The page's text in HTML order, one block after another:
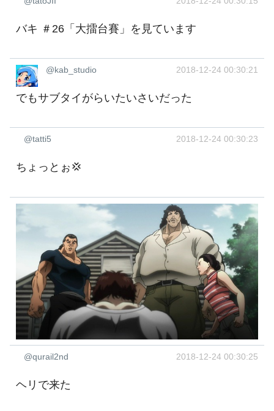
バキ ＃26「大擂台賽」を見ています
@kab_studio 2018-12-24 00:30:21
でもサブタイがらいたいさいだった
@tatti5 2018-12-24 00:30:23
ちょっとぉ💢
@qurail2nd 2018-12-24 00:30:25
ヘリで来た